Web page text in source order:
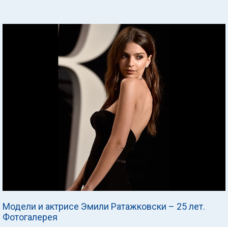
Модели и актрисе Эмили Ратажковски – 25 лет.
Фотогалерея